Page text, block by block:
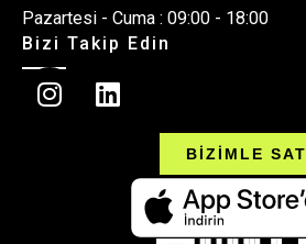
Pazartesi - Cuma : 09:00 - 18:00
Bizi Takip Edin
BİZİMLE SAT